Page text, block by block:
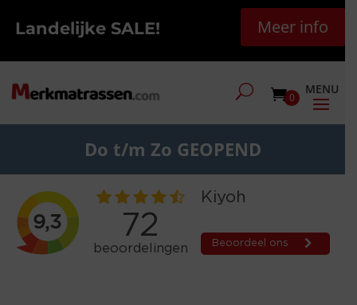
Landelijke SALE! Meer info
0
Do t/m Zo GEOPEND